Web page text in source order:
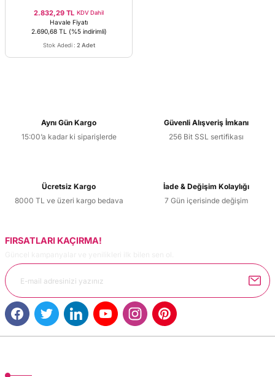
2.832,29 TL KDV Dahil
Havale Fiyatı
2.690,68 TL
(%5 indirimli)
Stok Adedi : 2 Adet
Aynı Gün Kargo
15:00’a kadar ki siparişlerde
Güvenli Alışveriş İmkanı
256 Bit SSL sertifikası
Ücretsiz Kargo
8000 TL ve üzeri kargo bedava
İade & Değişim Kolaylığı
7 Gün içerisinde değişim
FIRSATLARI KAÇIRMA!